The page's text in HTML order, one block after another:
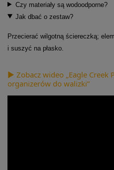
Czy materiały są wodoodporne?
Jak dbać o zestaw?
Przecierać wilgotną ściereczką;
i suszyć na płasko.
▶ Zobacz wideo „Eagle Creek
organizerów do walizki”